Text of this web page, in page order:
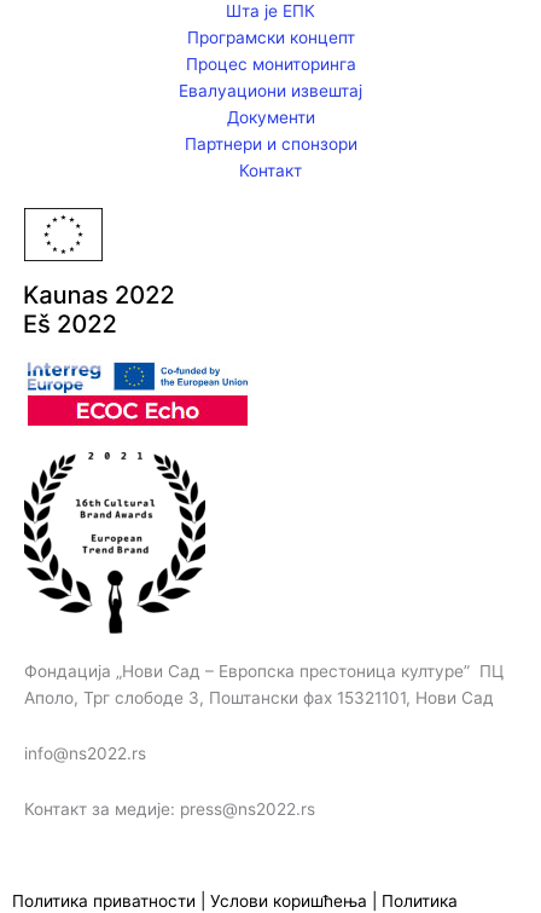
o
o
k
r
a
m
u
t
u
Шта је ЕПК
Програмски концепт
Процес мониторинга
Евалуациони извештај
Документи
Партнери и спонзори
Контакт
Фондација „Нови Сад – Европска престоница културе” ПЦ
Аполо, Трг слободе 3, Поштански фах 15321101, Нови Сад
info@ns2022.rs
Контакт за медије: press@ns2022.rs
Политика приватности Услови коришћења Политика